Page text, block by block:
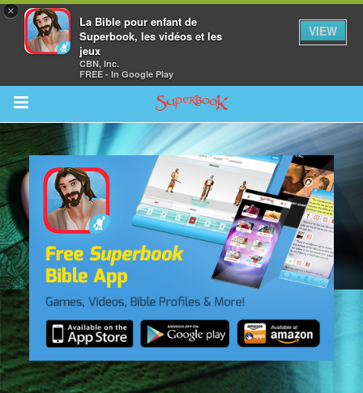
×
La Bible pour enfant de
Superbook, les vidéos et les
jeux
CBN, Inc.
FREE - In Google Play
VIEW
Return to Content